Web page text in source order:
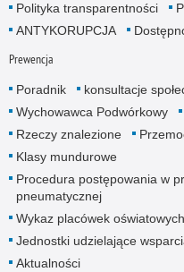
Polityka transparentności
ANTYKORUPCJA
Prewencja
Poradnik konsultacje
Wychowawca Podwórkowy
Rzeczy znalezione
Klasy mundurowe
Procedura postępowania w
pneumatycznej
Wykaz placówek oświatowych
Jednostki udzielające
Aktualności